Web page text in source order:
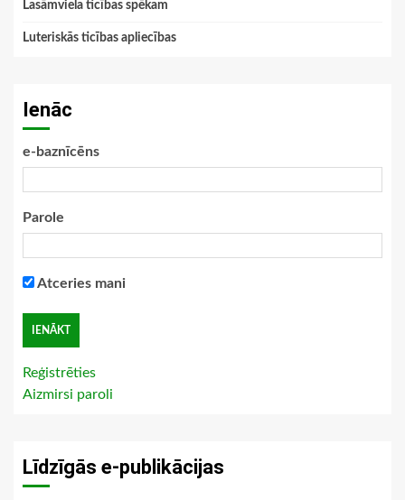
Lasāmviela ticības spēkam
Luteriskās ticības apliecības
Ienāc
e-baznīcēns
Parole
Atceries mani
Reģistrēties
Aizmirsi paroli
Līdzīgās e-publikācijas